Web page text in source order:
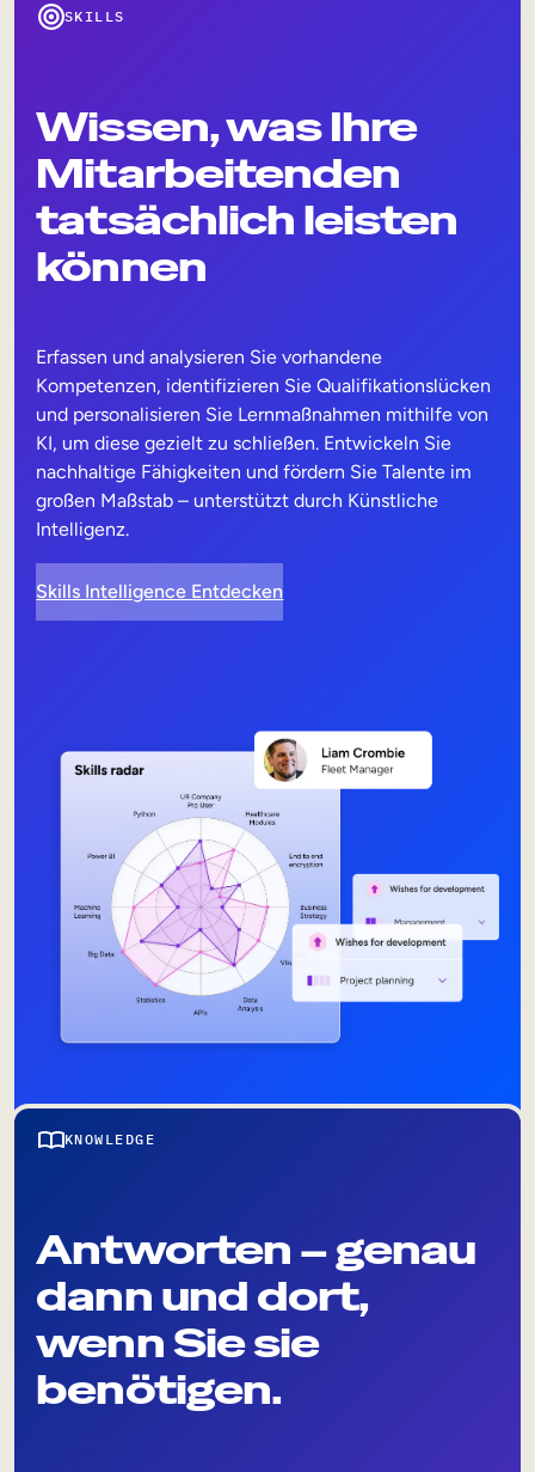
SKILLS
Wissen, was Ihre
Mitarbeitenden
tatsächlich leisten
können
Erfassen und analysieren Sie vorhandene
Kompetenzen, identifizieren Sie Qualifikationslücken
und personalisieren Sie Lernmaßnahmen mithilfe von
KI, um diese gezielt zu schließen. Entwickeln Sie
nachhaltige Fähigkeiten und fördern Sie Talente im
großen Maßstab – unterstützt durch Künstliche
Intelligenz.
Skills Intelligence Entdecken
KNOWLEDGE
Antworten – genau
dann und dort,
wenn Sie sie
benötigen.